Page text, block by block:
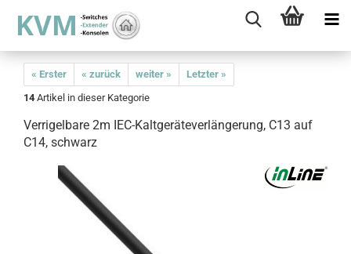
« Erster « zurück weiter »
Letzter »
14 Artikel in dieser Kategorie
Verrigelbare 2m IEC-Kaltgeräteverlängerung, C13 auf
C14, schwarz